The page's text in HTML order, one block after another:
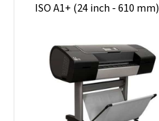
ISO A1+ (24 inch - 610 mm)